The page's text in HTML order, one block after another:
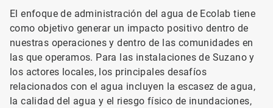
El enfoque de administración del agua de Ecolab tiene
como objetivo generar un impacto positivo dentro de
nuestras operaciones y dentro de las comunidades en
las que operamos. Para las instalaciones de Suzano y
los actores locales, los principales desafíos
relacionados con el agua incluyen la escasez de agua,
la calidad del agua y el riesgo físico de inundaciones,